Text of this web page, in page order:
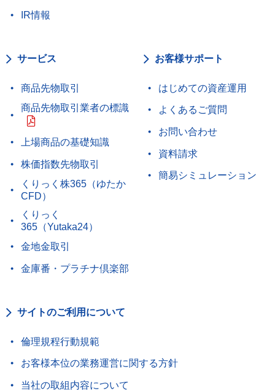
IR情報
サービス
商品先物取引
商品先物取引業者の標識
上場商品の基礎知識
株価指数先物取引
くりっく株365（ゆたか
CFD）
くりっく
365（Yutaka24）
金地金取引
金庫番・プラチナ倶楽部
お客様サポート
はじめての資産運用
よくあるご質問
お問い合わせ
資料請求
簡易シミュレーション
サイトのご利用について
倫理規程行動規範
お客様本位の業務運営に関する方針
当社の取組内容について